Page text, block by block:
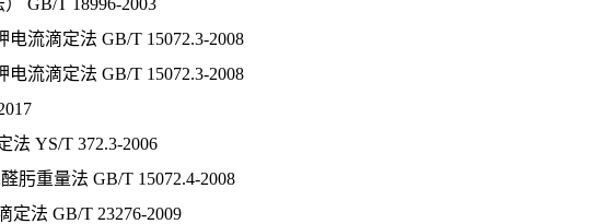
流滴定法 GB/T 15072.3-2008
流滴定法 GB/T 15072.3-2008
YS/T 372.3-2006
肟重量法 GB/T 15072.4-2008
法 GB/T 23276-2009